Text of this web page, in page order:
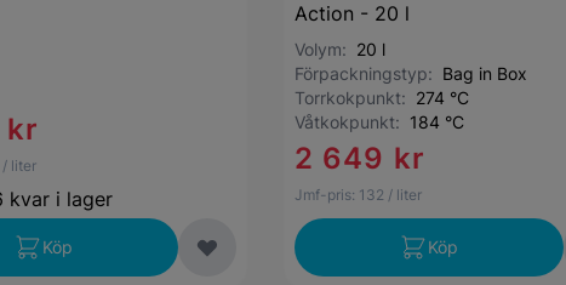
kr
/ liter
kvar i lager
Köp
Action - 20 l
Volym: 20 l
Förpackningstyp: Bag in Box
Torrkokpunkt: 274 °C
Våtkokpunkt: 184 °C
2 649 kr
Jmf-pris: 132 / liter
Köp